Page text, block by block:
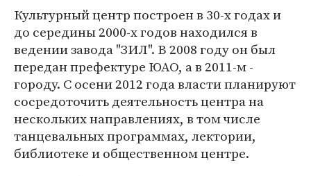
Культурный центр построен в 30-х годах и
до середины 2000-х годов находился в
ведении завода "ЗИЛ". В 2008 году он был
передан префектуре ЮАО, а в 2011-м -
городу. С осени 2012 года власти планируют
сосредоточить деятельность центра на
нескольких направлениях, в том числе
танцевальных программах, лектории,
библиотеке и общественном центре.